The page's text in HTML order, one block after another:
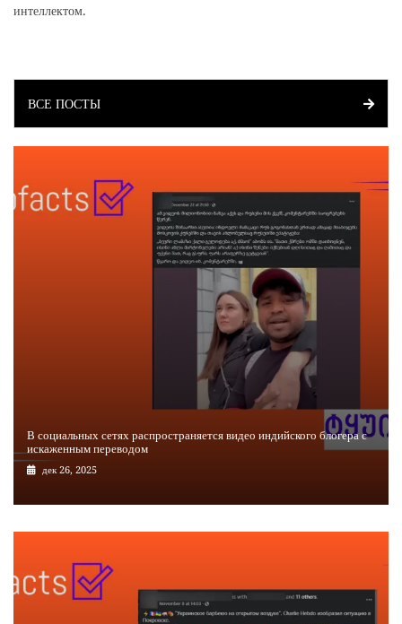
интеллектом.
ВСЕ ПОСТЫ
В социальных сетях распространяется видео индийского блогера с
искаженным переводом
дек 26, 2025